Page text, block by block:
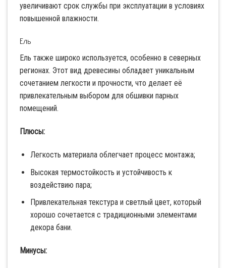
увеличивают срок службы при эксплуатации в условиях
повышенной влажности.
Ель
Ель также широко используется, особенно в северных
регионах. Этот вид древесины обладает уникальным
сочетанием легкости и прочности, что делает её
привлекательным выбором для обшивки парных
помещений.
Плюсы:
Легкость материала облегчает процесс монтажа;
Высокая термостойкость и устойчивость к
воздействию пара;
Привлекательная текстура и светлый цвет, который
хорошо сочетается с традиционными элементами
декора бани.
Минусы: